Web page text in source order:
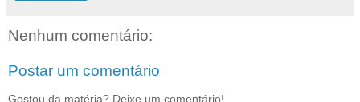
Nenhum comentário:
Postar um comentário
Gostou da matéria? Deixe um comentário!